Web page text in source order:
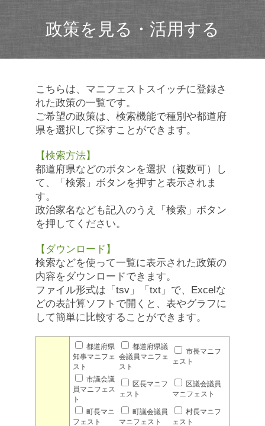
政策を見る・活用する
こちらは、マニフェストスイッチに登録さ
れた政策の一覧です。
ご希望の政策は、検索機能で種別や都道府
県を選択して探すことができます。
【検索方法】
都道府県などのボタンを選択（複数可）し
て、「検索」ボタンを押すと表示されま
す。
政治家名なども記入のうえ「検索」ボタン
を押してください。
【ダウンロード】
検索などを使って一覧に表示された政策の
内容をダウンロードできます。
ファイル形式は「tsv」「txt」で、Excelな
どの表計算ソフトで開くと、表やグラフに
して簡単に比較することができます。
都道府県
知事マニフェ
スト
都道府県議
会議員マニフェ
スト
市長マニフ
ェスト
市議会議
員マニフェス
ト
区長マニフ
ェスト
区議会議員
マニフェスト
町長マニ
フェスト
町議会議員
マニフェスト
村長マニフ
ェスト